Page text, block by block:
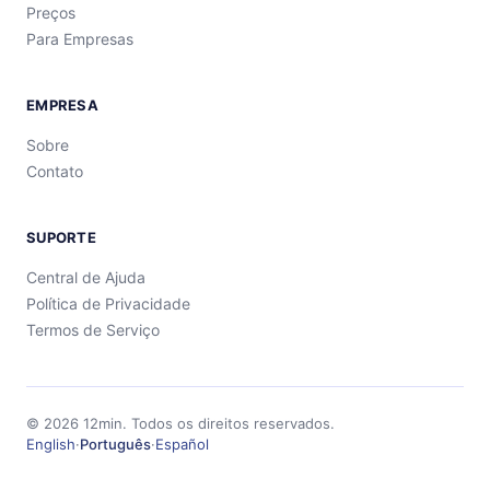
Preços
Para Empresas
EMPRESA
Sobre
Contato
SUPORTE
Central de Ajuda
Política de Privacidade
Termos de Serviço
© 2026 12min. Todos os direitos reservados.
English·Português·Español